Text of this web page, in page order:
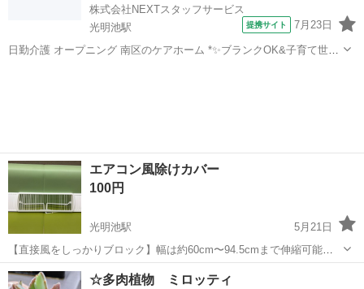
株式会社NEXTスタッフサービス
光明池駅
提携サイト 7月23日
日勤介護 オープニング 南区のケアホーム *✨ブランクOK&子育て世代
エアコン風除けカバー
100円
光明池駅
5月21日
【直接風をしっかりブロック】幅は約60cm〜94.5cmまで伸縮可能
で、エアコンの幅に合わせて自由に調節できるアイテムです。高さ
20cmと大きめに設計されているため、エアコンの風が直接当たること
大阪 和泉市 光明池駅
☆多肉植物 ミロッティ